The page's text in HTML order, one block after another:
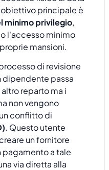
principale è
minimo privilegio,
l'accesso minimo
mansioni.
di revisione
dipendente passa
reparto ma i
non vengono
conflitto di
. Questo utente
un fornitore
pagamento a tale
via diretta alla